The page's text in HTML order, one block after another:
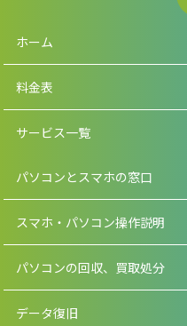
ホーム
料金表
サービス一覧
パソコンとスマホの窓口
スマホ・パソコン操作説明
パソコンの回収、買取処分
データ復旧